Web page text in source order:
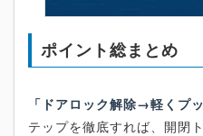
ポイント総まとめ
「ドアロック解除→軽くプ
テップを徹底すれば、開閉